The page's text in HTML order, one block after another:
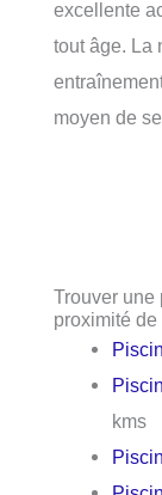
excellente
tout âge. La
moyen de
Trouver une
proximité
kms